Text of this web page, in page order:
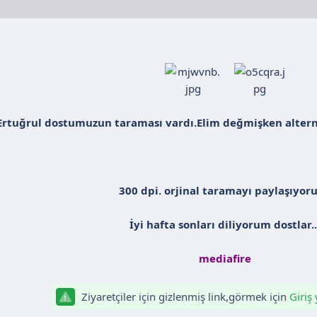
dostumuzun taraması vardı.Elim değmişken
300 dpi. orjinal taramayı
İyi hafta sonları diliyorum
mediafire
Ziyaretçiler için gizlenmiş link,görmek için Giriş